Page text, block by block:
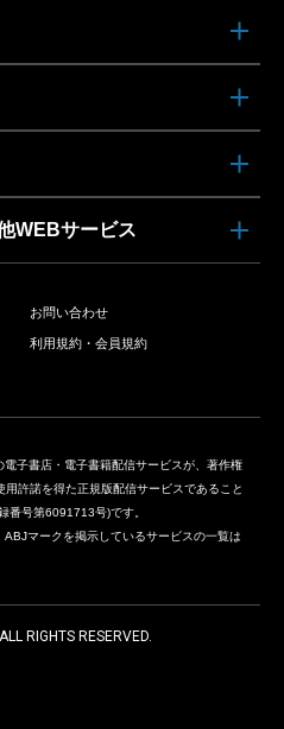
WEBサービス
お問い合わせ
利用規約・会員規約
子書店・電子書籍配信サービスが、著作権
用許諾を得た正規版配信サービスであること
番号第6091713号)です。
ABJマークを掲示しているサービスの一覧は
RIGHTS RESERVED.